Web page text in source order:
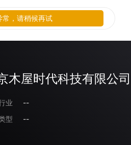
木屋时代科技有限公司
业
--
型
--
常，请稍候再试